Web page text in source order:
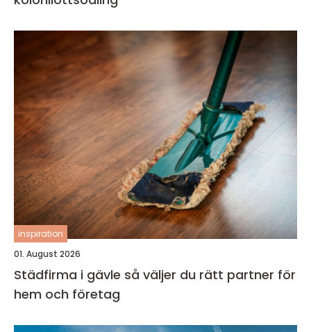
inspiration
01. August 2026
Städfirma i gävle så väljer du rätt partner för
hem och företag